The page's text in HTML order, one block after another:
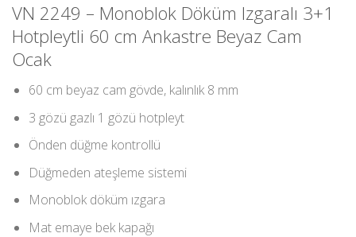
VN 2249 – Monoblok Döküm Izgaralı 3+1
Hotpleytli 60 cm Ankastre Beyaz Cam
Ocak
60 cm beyaz cam gövde, kalınlık 8 mm
3 gözü gazlı 1 gözü hotpleyt
Önden düğme kontrollü
Düğmeden ateşleme sistemi
Monoblok döküm ızgara
Mat emaye bek kapağı